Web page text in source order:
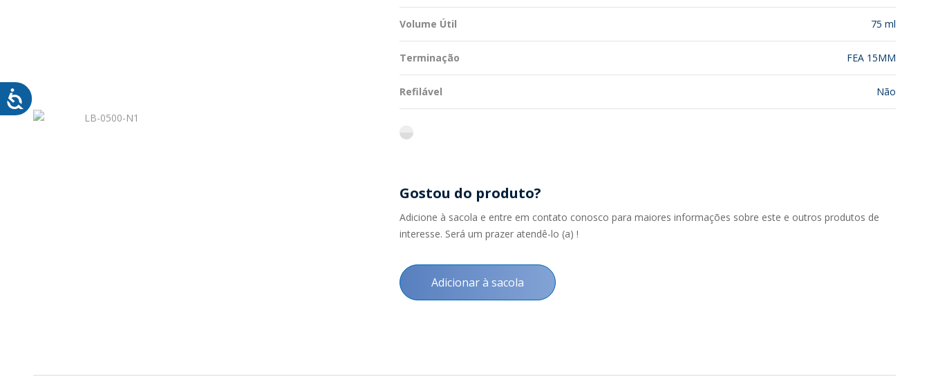
Volume Útil 75 ml
Terminação FEA 15MM
Refilável Não
flint
Gostou do produto?
Adicione à sacola e entre em contato conosco para maiores informações sobre este e outros produtos de
interesse. Será um prazer atendê-lo (a) !
Adicionar à sacola